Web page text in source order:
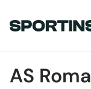
AS Roma